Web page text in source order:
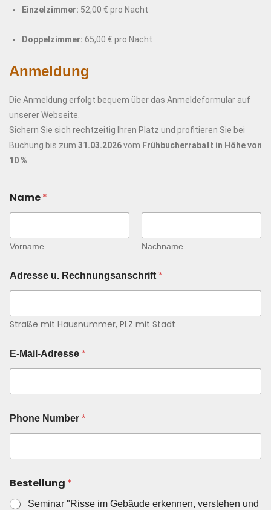
Einzelzimmer: 52,00 € pro Nacht
Doppelzimmer: 65,00 € pro Nacht
Anmeldung
Die Anmeldung erfolgt bequem über das Anmeldeformular auf
unserer Webseite.
Sichern Sie sich rechtzeitig Ihren Platz und profitieren Sie bei
Buchung bis zum 31.03.2026vom Frühbucherrabatt in Höhe von
10 %
Name*
Vorname Nachname
Adresse u. Rechnungsanschrift *
Straße mit Hausnummer, PLZ mit Stadt
E-Mail-Adresse *
u
m
R
e
c
Phone Number *
Bestellung *
Seminar "Risse im Gebäude erkennen, verstehen und